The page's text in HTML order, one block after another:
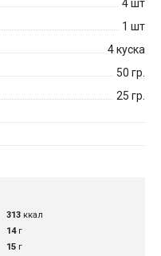
4шт
1 шт
4куска
50 гр.
25 гр.
313 ккал
14г
15 г